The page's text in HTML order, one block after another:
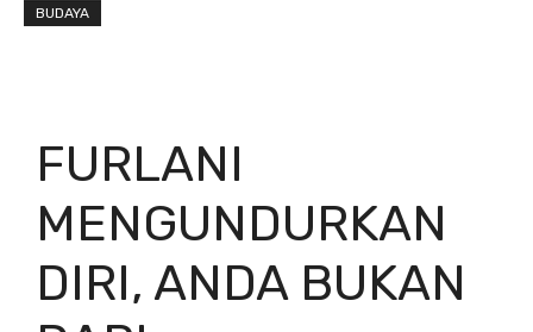
BUDAYA
FURLANI
MENGUNDURKAN
DIRI, ANDA BUKAN